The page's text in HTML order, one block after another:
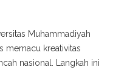
Muhammadiyah
memacu kreativitas
nasional. Langkah ini